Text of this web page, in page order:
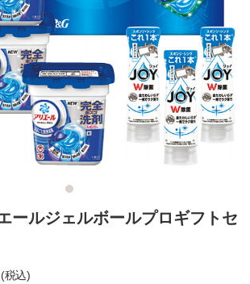
ールジェルボールプロギフトセ
(税込)